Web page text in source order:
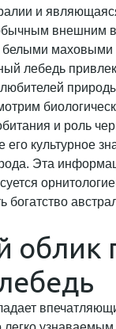
и
внешним
белыми маховыми
лебедь
и роль
его культурное
Эта
богатство
облик